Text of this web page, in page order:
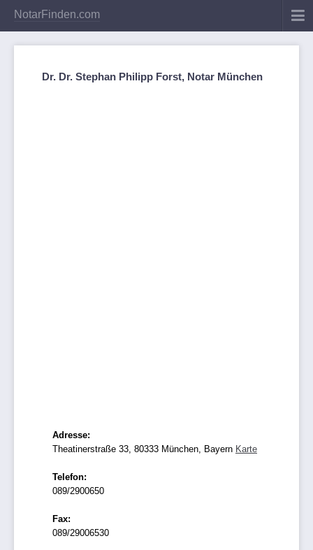
NotarFinden.com
Dr. Dr. Stephan Philipp Forst, Notar München
Adresse:
Theatinerstraße 33, 80333 München, Bayern Karte
Telefon:
089/2900650
Fax:
089/29006530